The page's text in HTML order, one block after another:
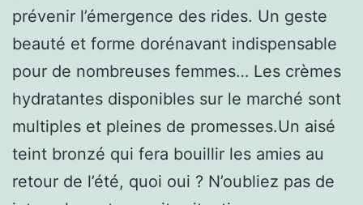
prévenir l’émergence des rides. Un geste
beauté et forme dorénavant indispensable
pour de nombreuses femmes… Les crèmes
hydratantes disponibles sur le marché sont
multiples et pleines de promesses.Un aisé
teint bronzé qui fera bouillir les amies au
retour de l’été, quoi oui ? N’oubliez pas de